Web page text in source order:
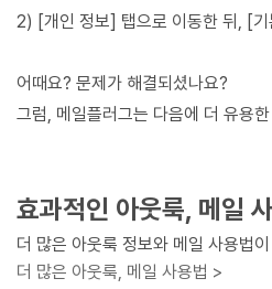
2) [개인 정보] 탭으로 이동한 뒤, [
어때요? 문제가 해결되셨나요?
그럼, 메일플러그는 다음에 더 유용
효과적인 아웃룩, 메일
더 많은 아웃룩 정보와 메일 사용법
더 많은 아웃룩, 메일 사용법 >